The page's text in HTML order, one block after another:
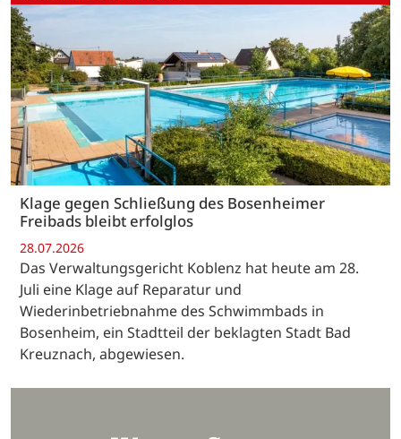
Klage gegen Schließung des Bosenheimer
Freibads bleibt erfolglos
28.07.2026
Das Verwaltungsgericht Koblenz hat heute am 28.
Juli eine Klage auf Reparatur und
Wiederinbetriebnahme des Schwimmbads in
Bosenheim, ein Stadtteil der beklagten Stadt Bad
Kreuznach, abgewiesen.